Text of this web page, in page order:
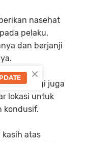
nasehat
pelaku,
dan berjanji
juga
lokasi untuk
kondusif.
kasih atas
×